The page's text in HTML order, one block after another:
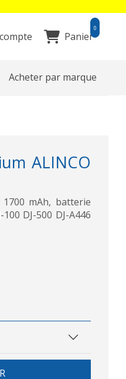
Panier
0
Acheter par marque
ALINCO
mAh, batterie
DJ-500 DJ-A446